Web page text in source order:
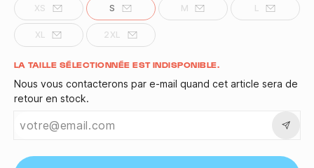
XS S M L
XL 2XL
Quantité
LA TAILLE SÉLECTIONNÉE EST INDISPONIBLE.
Nous vous contacterons par e-mail quand cet article sera de
retour en stock.